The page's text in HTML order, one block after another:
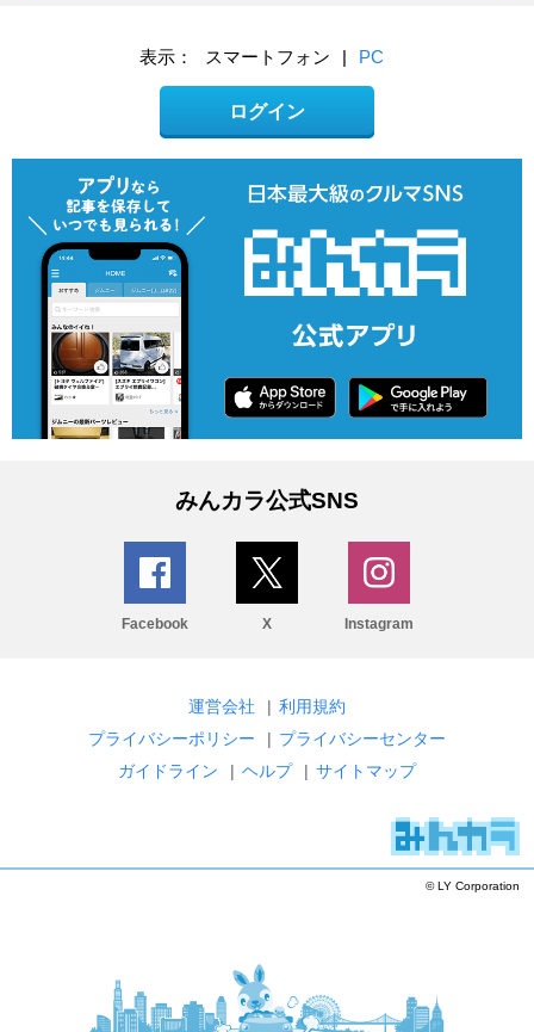
表示： スマートフォン | PC
ログイン
みんカラ公式SNS
Facebook X Instagram
運営会社 | 利用規約
プライバシーポリシー
| プライバシーセンター
ガイドライン
| ヘルプ | サイトマップ
© LY Corporation